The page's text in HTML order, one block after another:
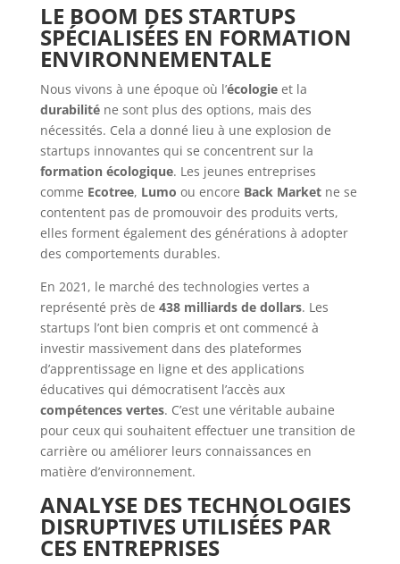
LE BOOM DES STARTUPS
SPÉCIALISÉES EN FORMATION
ENVIRONNEMENTALE
Nous vivons à une époque où l’écologieet la
durabiliténe sont plus des options, mais des
nécessités. Cela a donné lieu à une explosion de
startups innovantes qui se concentrent sur la
formation écologique. Les jeunes entreprises
comme Ecotree, Lumo ou encore Back Marketne se
contentent pas de promouvoir des produits verts,
elles forment également des générations à adopter
des comportements durables.
En 2021, le marché des technologies vertes a
représenté près de 438 milliards de dollars. Les
startups l’ont bien compris et ont commencé à
investir massivement dans des plateformes
d’apprentissage en ligne et des applications
éducatives qui démocratisent l’accès aux
compétences vertes. C’est une véritable aubaine
pour ceux qui souhaitent effectuer une transition de
carrière ou améliorer leurs connaissances en
matière d’environnement.
ANALYSE DES TECHNOLOGIES
DISRUPTIVES UTILISÉES PAR
CES ENTREPRISES